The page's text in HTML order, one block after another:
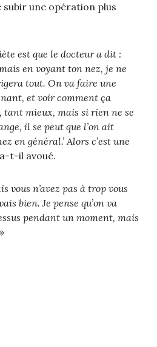
une opération plus
est que le docteur a dit :
en voyant ton nez, je ne
tout. On va faire une
et voir comment ça
tant mieux, mais si rien ne se
il se peut que l’on ait
en général.’ Alors c’est une
t-il avoué.
vous n’avez pas à trop vous
bien. Je pense qu’on va
pendant un moment, mais